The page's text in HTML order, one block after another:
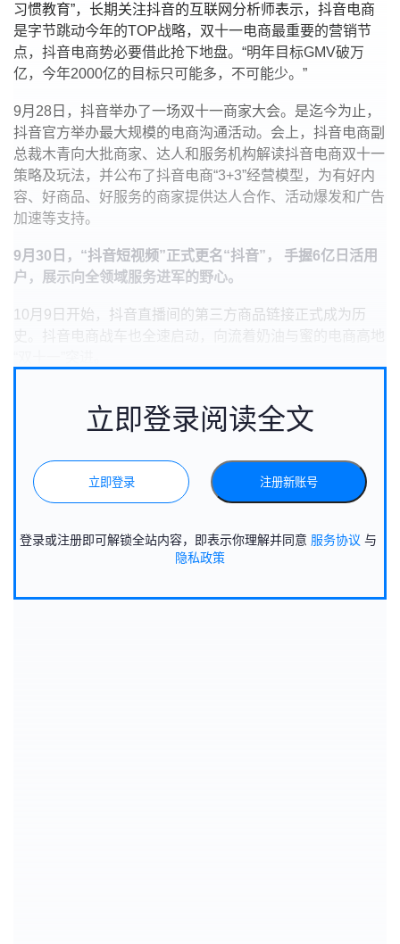
习惯教育”，长期关注抖音的互联网分析师表示，抖音电商
是字节跳动今年的TOP战略，双十一电商最重要的营销节
点，抖音电商势必要借此抢下地盘。“明年目标GMV破万
亿，今年2000亿的目标只可能多，不可能少。”
9月28日，抖音举办了一场双十一商家大会。是迄今为止，
抖音官方举办最大规模的电商沟通活动。会上，抖音电商副
总裁木青向大批商家、达人和服务机构解读抖音电商双十一
策略及玩法，并公布了抖音电商“3+3”经营模型，为有好内
容、好商品、好服务的商家提供达人合作、活动爆发和广告
加速等支持。
9月30日，“抖音短视频”正式更名“抖音”， 手握6亿日活用
户，展示向全领域服务进军的野心。
10月9日开始，抖音直播间的第三方商品链接正式成为历
立即登录阅读全文
立即登录 注册新账号
登录或注册即可解锁全站内容，即表示你理解并同意 服务协议 与
隐私政策